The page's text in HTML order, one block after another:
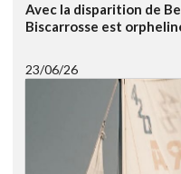
Avec la disparition de
Biscarrosse est
23/06/26